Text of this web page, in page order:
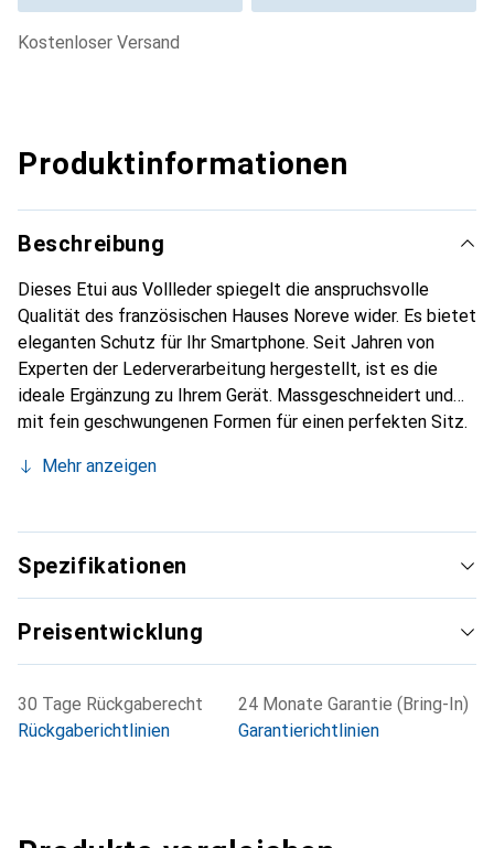
kostenloser Versand
Produktinformationen
Beschreibung
Dieses Etui aus Vollleder spiegelt die anspruchsvolle
Qualität des französischen Hauses Noreve wider. Es bietet
eleganten Schutz für Ihr Smartphone. Seit Jahren von
Experten der Lederverarbeitung hergestellt, ist es die
ideale Ergänzung zu Ihrem Gerät. Massgeschneidert und
mit fein geschwungenen Formen für einen perfekten Sitz.
Smartphone. Die Marke Noreve ist international für ihre
für den anspruchsvollen Kunden.
Mehr anzeigen
Spezifikationen
Preisentwicklung
30 Tage Rückgaberecht
Rückgaberichtlinien
24 Monate Garantie (Bring-In)
Garantierichtlinien